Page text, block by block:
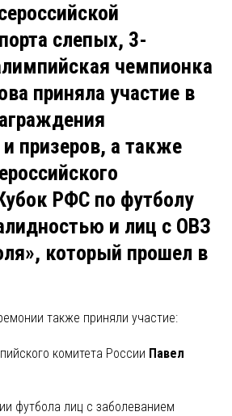
слепых, 3-
чемпионка
приняла участие в
призеров, а также
РФС по футболу
и лиц с ОВЗ
который прошел в
также приняли участие:
комитета России Павел
футбола лиц с заболеванием